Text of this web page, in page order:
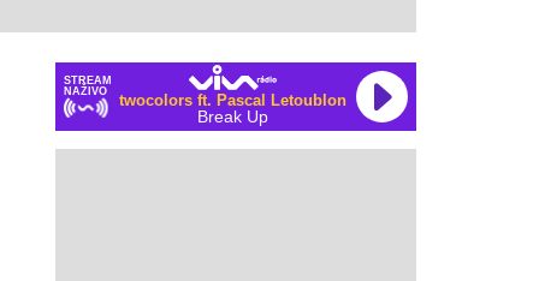
STREAM
NAŽIVO
twocolors ft. Pascal Letoublon
Break Up